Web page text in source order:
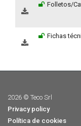
Folletos/
Fichas
2026 © Teco Srl
Privacy policy
Política de cookies